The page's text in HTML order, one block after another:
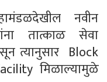
नवीन
तात्काळ सेवा
त्यानुसार Block
मिळाल्यामुळे